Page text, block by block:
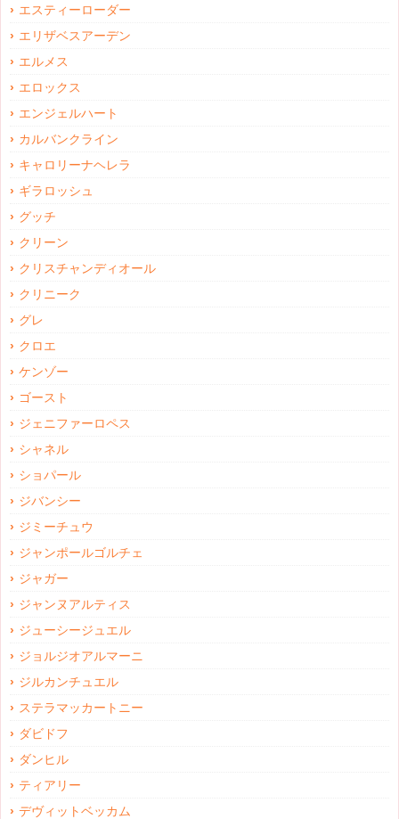
エスティーローダー
エリザベスアーデン
エルメス
エロックス
エンジェルハート
カルバンクライン
キャロリーナヘレラ
ギラロッシュ
グッチ
クリーン
クリスチャンディオール
クリニーク
グレ
クロエ
ケンゾー
ゴースト
ジェニファーロペス
シャネル
ショパール
ジバンシー
ジミーチュウ
ジャンポールゴルチェ
ジャガー
ジャンヌアルティス
ジューシージュエル
ジョルジオアルマーニ
ジルカンチュエル
ステラマッカートニー
ダビドフ
ダンヒル
ティアリー
デヴィットベッカム